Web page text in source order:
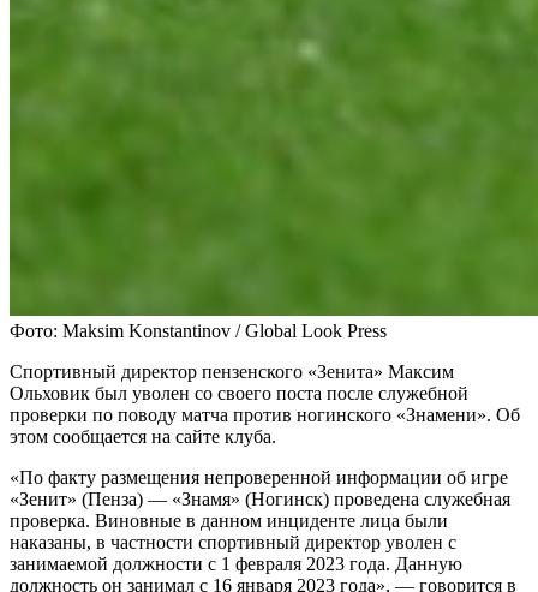
Фото: Maksim Konstantinov / Global Look Press
Спортивный директор пензенского «Зенита» Максим
Ольховик был уволен со своего поста после служебной
проверки по поводу матча против ногинского «Знамени». Об
этом сообщается на сайте клуба.
«По факту размещения непроверенной информации об игре
«Зенит» (Пенза) — «Знамя» (Ногинск) проведена служебная
проверка. Виновные в данном инциденте лица были
наказаны, в частности спортивный директор уволен с
занимаемой должности с 1 февраля 2023 года. Данную
должность он занимал с 16 января 2023 года», — говорится в